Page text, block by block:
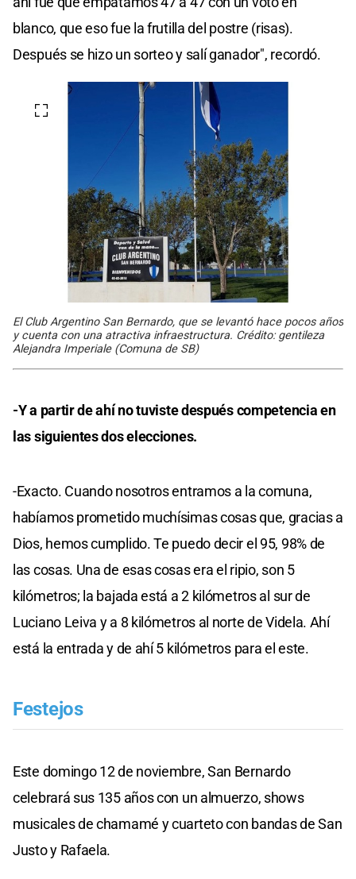
blanco, que eso fue la frutilla del postre (risas).
Después se hizo un sorteo y salí ganador", recordó.
El Club Argentino San Bernardo, que se levantó hace pocos años
y cuenta con una atractiva infraestructura. Crédito: gentileza
Alejandra Imperiale (Comuna de SB)
-Y a partir de ahí no tuviste después competencia en
las siguientes dos elecciones.
-Exacto. Cuando nosotros entramos a la comuna,
habíamos prometido muchísimas cosas que, gracias a
Dios, hemos cumplido. Te puedo decir el 95, 98% de
las cosas. Una de esas cosas era el ripio, son 5
kilómetros; la bajada está a 2 kilómetros al sur de
Luciano Leiva y a 8 kilómetros al norte de Videla. Ahí
está la entrada y de ahí 5 kilómetros para el este.
Festejos
Este domingo 12 de noviembre, San Bernardo
celebrará sus 135 años con un almuerzo, shows
musicales de chamamé y cuarteto con bandas de San
Justo y Rafaela.